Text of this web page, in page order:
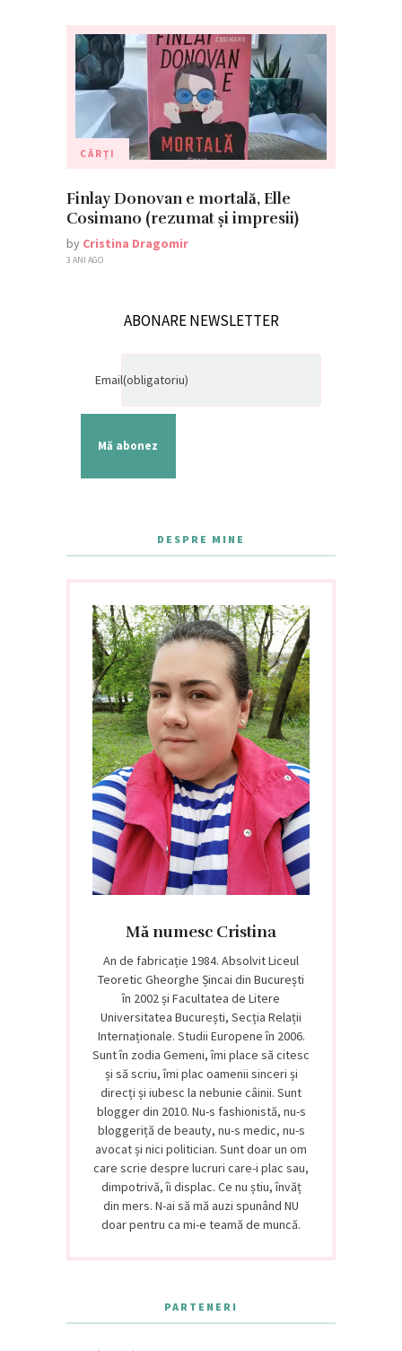
CĂRȚI
Finlay Donovan e mortală, Elle
Cosimano (rezumat și impresii)
by Cristina Dragomir
3 ANI AGO
ABONARE NEWSLETTER
Email(obligatoriu)
Mă abonez
DESPRE MINE
Mă numesc Cristina
An de fabricație 1984. Absolvit Liceul
Teoretic Gheorghe Șincai din București
în 2002 și Facultatea de Litere
Universitatea București, Secția Relații
Internaționale. Studii Europene în 2006.
Sunt în zodia Gemeni, îmi place să citesc
și să scriu, îmi plac oamenii sinceri și
direcți și iubesc la nebunie câinii. Sunt
blogger din 2010. Nu-s fashionistă, nu-s
bloggeriță de beauty, nu-s medic, nu-s
avocat și nici politician. Sunt doar un om
care scrie despre lucruri care-i plac sau,
dimpotrivă, îi displac. Ce nu știu, învăț
din mers. N-ai să mă auzi spunând NU
doar pentru ca mi-e teamă de muncă.
PARTENERI